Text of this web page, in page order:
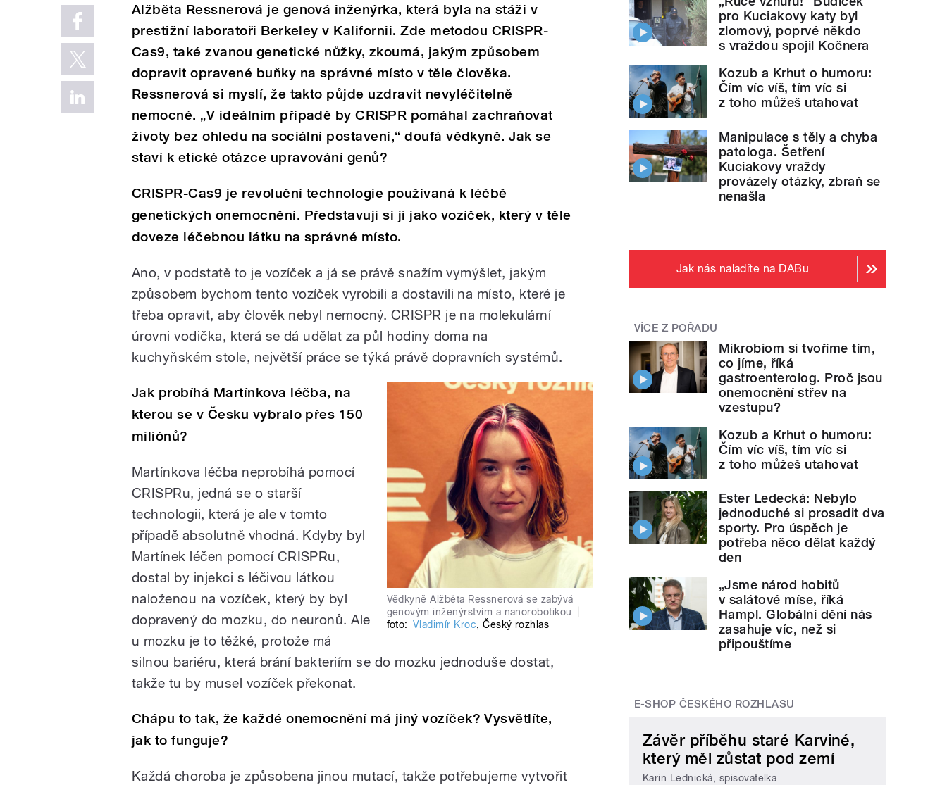
Alžběta Ressnerová je genová inženýrka, která byla na stáži v
prestižní laboratoři Berkeley v Kalifornii. Zde metodou CRISPR-
Cas9, také zvanou genetické nůžky, zkoumá, jakým způsobem
dopravit opravené buňky na správné místo v těle člověka.
Ressnerová si myslí, že takto půjde uzdravit nevyléčitelně
nemocné. „V ideálním případě by CRISPR pomáhal zachraňovat
životy bez ohledu na sociální postavení,“ doufá vědkyně. Jak se
staví k etické otázce upravování genů?
CRISPR-Cas9 je revoluční technologie používaná k léčbě
genetických onemocnění. Představuji si ji jako vozíček, který v těle
doveze léčebnou látku na správné místo.
Ano, v podstatě to je vozíček a já se právě snažím vymýšlet, jakým
způsobem bychom tento vozíček vyrobili a dostavili na místo, které je
třeba opravit, aby člověk nebyl nemocný. CRISPR je na molekulární
úrovni vodička, která se dá udělat za půl hodiny doma na
kuchyňském stole, největší práce se týká právě dopravních systémů.
Vědkyně Alžběta Ressnerová se zabývá
genovým inženýrstvím a nanorobotikou
foto: Vladimír Kroc,Český rozhlas
Jak probíhá Martínkova léčba, na
kterou se v Česku vybralo přes 150
miliónů?
Martínkova léčba neprobíhá pomocí
CRISPRu, jedná se o starší
technologii, která je ale v tomto
případě absolutně vhodná. Kdyby byl
Martínek léčen pomocí CRISPRu,
dostal by injekci s léčivou látkou
naloženou na vozíček, který by byl
dopravený do mozku, do neuronů. Ale
u mozku je to těžké, protože má
silnou bariéru, která brání bakteriím se do mozku jednoduše dostat,
takže tu by musel vozíček překonat.
Chápu to tak, že každé onemocnění má jiný vozíček? Vysvětlíte,
jak to funguje?
Každá choroba je způsobena jinou mutací, takže potřebujeme vytvořit
pro Kuciakovy katy byl
zlomový, poprvé někdo
s vraždou spojil Kočnera
Kozub a Krhut o humoru:
Čím víc víš, tím víc si
z toho můžeš utahovat
Manipulace s těly a chyba
patologa. Šetření
Kuciakovy vraždy
provázely otázky, zbraň se
nenašla
Jak nás naladíte na DABu
VÍCE Z POŘADU
Mikrobiom si tvoříme tím,
co jíme, říká
gastroenterolog. Proč jsou
onemocnění střev na
vzestupu?
Kozub a Krhut o humoru:
Čím víc víš, tím víc si
z toho můžeš utahovat
Ester Ledecká: Nebylo
jednoduché si prosadit dva
sporty. Pro úspěch je
potřeba něco dělat každý
den
„Jsme národ hobitů
v salátové míse, říká
Hampl. Globální dění nás
zasahuje víc, než si
připouštíme
E-SHOP ČESKÉHO ROZHLASU
Závěr příběhu staré Karviné,
který měl zůstat pod zemí
Karin Lednická, spisovatelka